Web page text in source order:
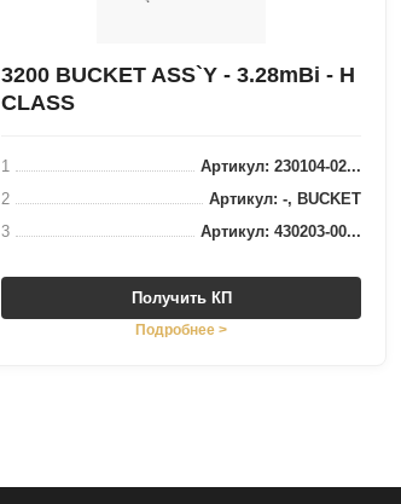
3200 BUCKET ASS`Y - 3.28mВі - H
CLASS
1
Артикул: 230104-02...
2
Артикул: -, BUCKET
3
Артикул: 430203-00...
Получить КП
Подробнее >